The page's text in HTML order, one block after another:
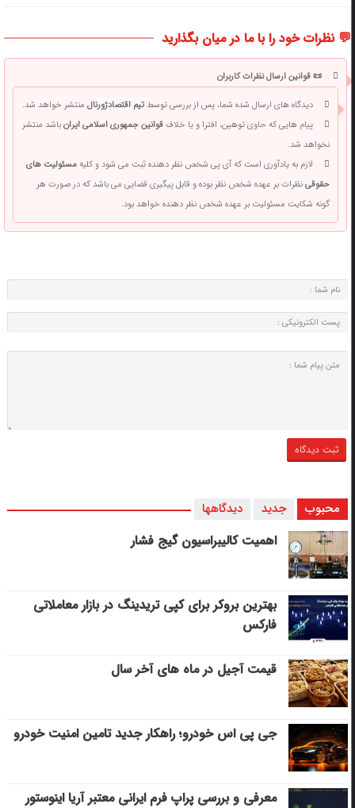
💬 نظرات خود را با ما در میان بگذارید
📜 قوانین ارسال نظرات کاربران
دیدگاه های ارسال شده شما، پس از بررسی توسطتیم اقتصادژورنالمنتشر خواهد شد.
پیام هایی که حاوی توهین، افترا و یا خلافقوانین جمهوری اسلامی ایرانباشد منتشر
نخواهد شد.
لازم به یادآوری است که آی پی شخص نظر دهنده ثبت می شود و کلیهمسئولیت های
حقوقینظرات بر عهده شخص نظر بوده و قابل پیگیری قضایی می باشد که در صورت هر
گونه شکایت مسئولیت بر عهده شخص نظر دهنده خواهد بود.
محبوب جدید دیدگاهها
اهمیت کالیبراسیون گیج فشار
بهترین بروکر برای کپی‌ تریدینگ در بازار معاملاتی
فارکس
قیمت آجیل در ماه های آخر سال
جی پی اس خودرو؛ راهکار جدید تامین امنیت خودرو
معرفی و بررسی پراپ فرم ایرانی معتبر آریا اینوستور